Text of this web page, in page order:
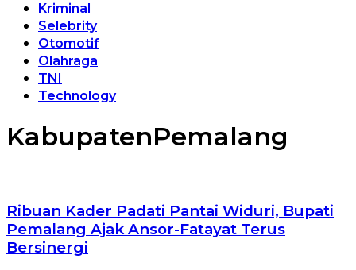
Kriminal
Selebrity
Otomotif
Olahraga
TNI
Technology
KabupatenPemalang
Ribuan Kader Padati Pantai Widuri, Bupati
Pemalang Ajak Ansor-Fatayat Terus
Bersinergi